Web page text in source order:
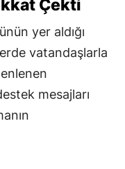
Çekti
yer aldığı
vatandaşlarla
mesajları